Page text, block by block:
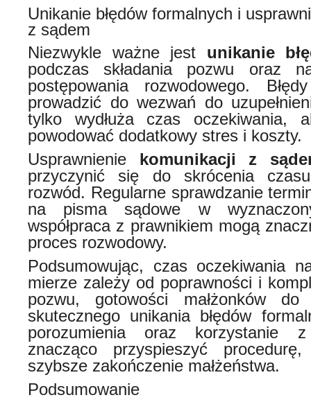
Unikanie błędów formalnych i
z sądem
Niezwykle ważne jest unikanie
podczas składania pozwu oraz
postępowania rozwodowego.
prowadzić do wezwań do
tylko wydłuża czas oczekiwania,
powodować dodatkowy stres i koszty.
Usprawnienie komunikacji z
przyczynić się do skrócenia
rozwód. Regularne sprawdzanie
na pisma sądowe w
współpraca z prawnikiem mogą
proces rozwodowy.
Podsumowując, czas oczekiwania
mierze zależy od poprawności i
pozwu, gotowości małżonków do
skutecznego unikania błędów
porozumienia oraz korzystanie
znacząco przyspieszyć
szybsze zakończenie małżeństwa.
Podsumowanie